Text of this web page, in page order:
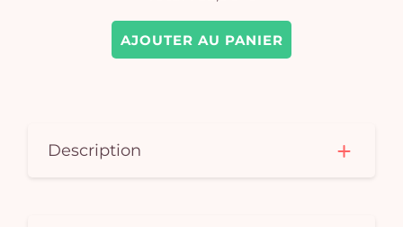
AJOUTER AU PANIER
Description